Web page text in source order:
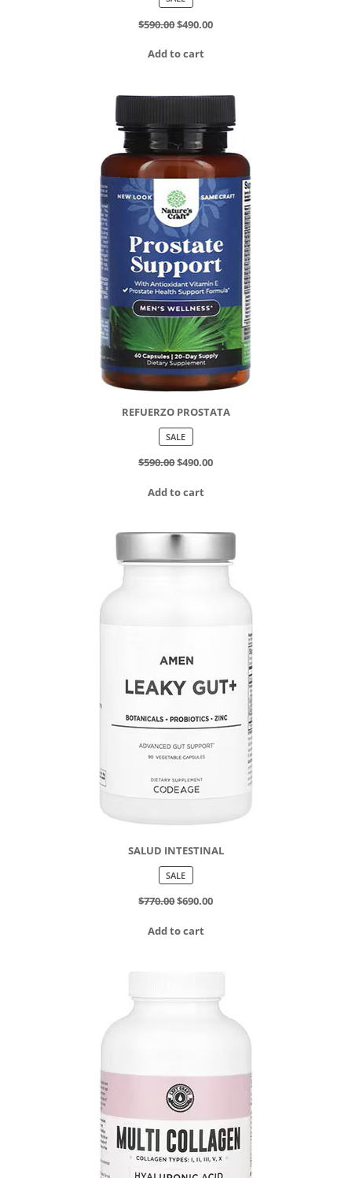
ON
SALE
$590.00$490.00
Add to cart
REFUERZO PROSTATA
SALEPRODUCT
ON
SALE
$590.00$490.00
Add to cart
SALUD INTESTINAL
SALEPRODUCT
ON
SALE
$770.00$690.00
Add to cart